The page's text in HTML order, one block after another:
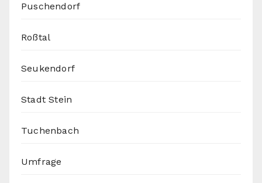
Puschendorf
Roßtal
Seukendorf
Stadt Stein
Tuchenbach
Umfrage